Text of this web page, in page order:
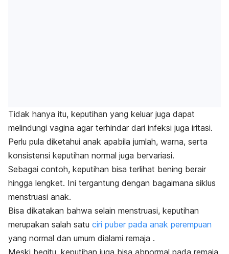
Tidak hanya itu, keputihan yang keluar juga dapat
melindungi vagina agar terhindar dari infeksi juga iritasi.
Perlu pula diketahui anak apabila jumlah, warna, serta
konsistensi keputihan normal juga bervariasi.
Sebagai contoh, keputihan bisa terlihat bening berair
hingga lengket. Ini tergantung dengan bagaimana siklus
menstruasi anak.
Bisa dikatakan bahwa selain menstruasi, keputihan
merupakan salah satu ciri puber pada anak perempuan
yang normal dan umum dialami remaja .
Meski begitu, keputihan juga bisa abnormal pada remaja